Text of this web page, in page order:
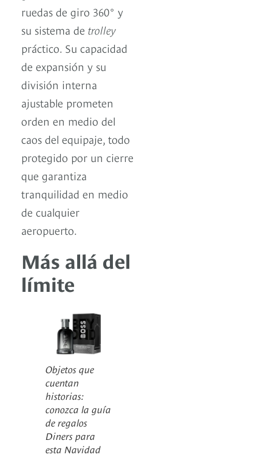
ruedas de giro 360° y
su sistema de trolley
práctico. Su capacidad
de expansión y su
división interna
ajustable prometen
orden en medio del
caos del equipaje, todo
protegido por un cierre
que garantiza
tranquilidad en medio
de cualquier
aeropuerto.
Más allá del
límite
Objetos que
cuentan
historias:
conozca la guía
de regalos
Diners para
esta Navidad